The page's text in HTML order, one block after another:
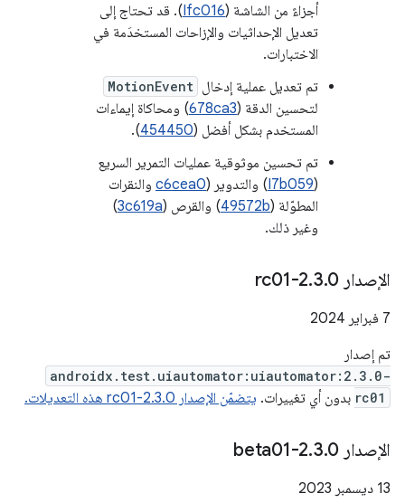
أجزاءً من الشاشة (Ifc016). قد تحتاج إلى
تعديل الإحداثيات والإزاحات المستخدَمة في
الاختبارات.
تم تعديل عملية إدخال MotionEvent
لتحسين الدقة (678ca3) ومحاكاة إيماءات
المستخدم بشكل أفضل (454450
).
تم تحسين موثوقية عمليات التمرير السريع
(
I7b059) والتدوير (c6cea0 والنقرات
المطوّلة (49572b) والقرص (3c619a
)
وغير ذلك.
الإصدار 2 .3.0-rc01
‫7 فبراير 2024
تم إصدار
androidx.test.uiautomator:uiautomator:2.3.0-
rc01 بدون أي تغييرات. يتضمّن الإصدار 2.3.0-rc01 هذه التعديلات.
الإصدار 2 .3.0-beta01
‫13 ديسمبر 2023